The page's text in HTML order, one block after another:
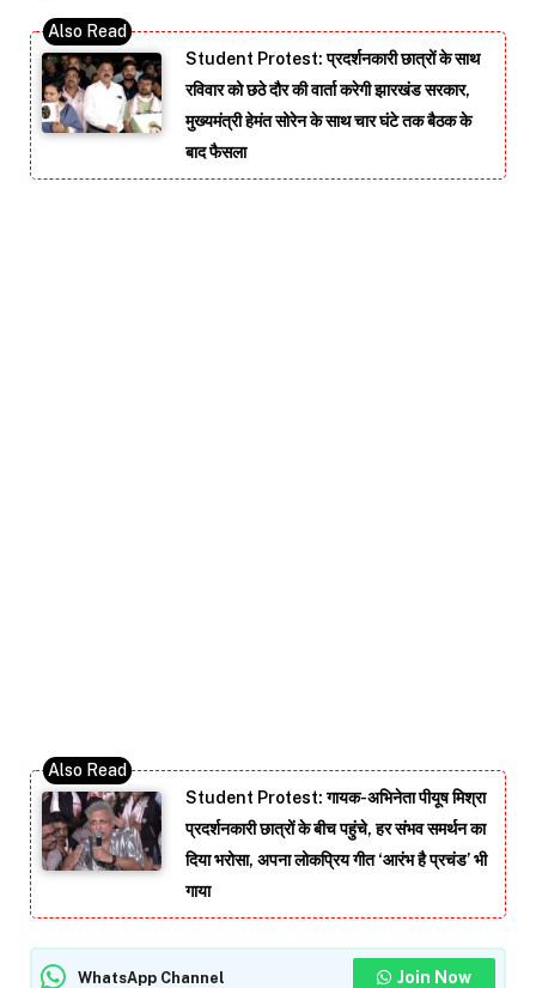
Student Protest: प्रदर्शनकारी छात्रों के साथ
रविवार को छठे दौर की वार्ता करेगी झारखंड सरकार,
मुख्यमंत्री हेमंत सोरेन के साथ चार घंटे तक बैठक के
बाद फैसला
Student Protest: गायक-अभिनेता पीयूष मिश्रा
प्रदर्शनकारी छात्रों के बीच पहुंचे, हर संभव समर्थन का
दिया भरोसा, अपना लोकप्रिय गीत ‘आरंभ है प्रचंड’ भी
गाया
WhatsApp Channel Join Now